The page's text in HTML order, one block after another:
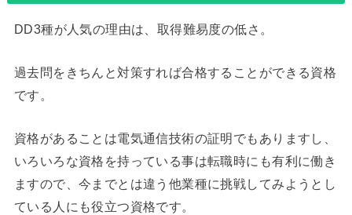
DD3種が人気の理由は、取得難易度の低さ。
過去問をきちんと対策すれば合格することができる資格
です。
資格があることは電気通信技術の証明でもありますし、
いろいろな資格を持っている事は転職時にも有利に働き
ますので、今までとは違う他業種に挑戦してみようとし
ている人にも役立つ資格です。